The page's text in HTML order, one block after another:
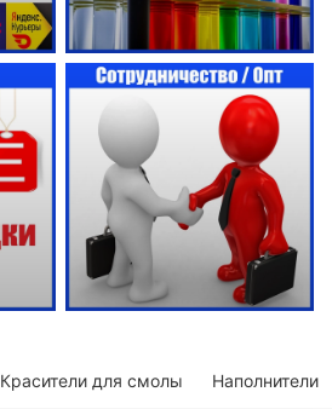
Красители для смолы Наполнители